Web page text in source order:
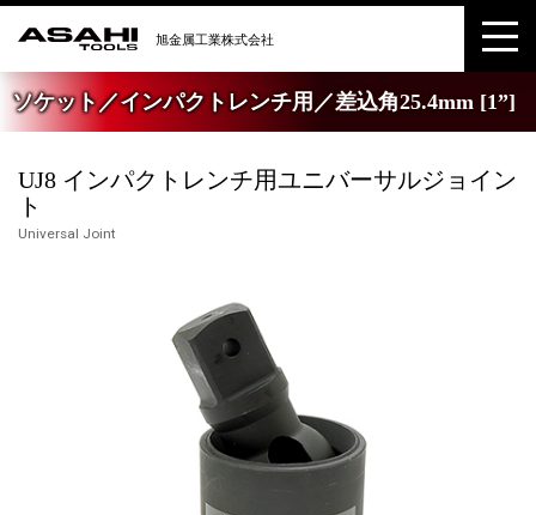
ソケット／インパクトレンチ用／差込角25.4mm [1”]
UJ8 インパクトレンチ用ユニバーサルジョイン
ト
Universal Joint